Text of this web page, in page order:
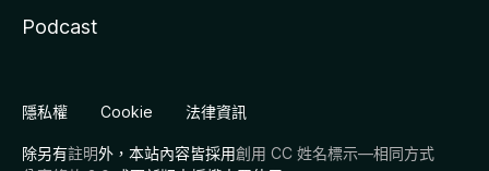
Podcast
隱私權 Cookie 法律資訊
除另有註明外，本站內容皆採用創用 CC 姓名標示—相同方式